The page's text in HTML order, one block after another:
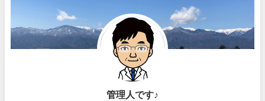
管理人です♪